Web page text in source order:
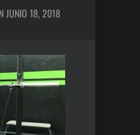
JUNIO 18, 2018